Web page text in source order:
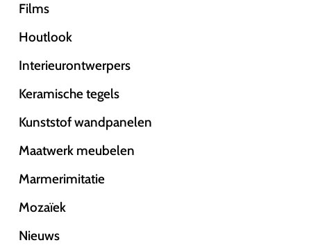
Films
Houtlook
Interieurontwerpers
Keramische tegels
Kunststof wandpanelen
Maatwerk meubelen
Marmerimitatie
Mozaïek
Nieuws